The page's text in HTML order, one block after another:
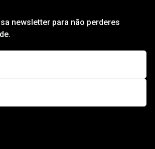
newsletter para não perderes